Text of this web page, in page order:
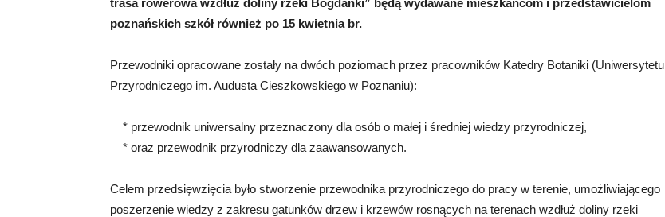
trasa rowerowa wzdłuż doliny rzeki Bogdanki” będą wydawane mieszkańcom i przedstawicielom
poznańskich szkół również po 15 kwietnia br.
Przewodniki opracowane zostały na dwóch poziomach przez pracowników Katedry Botaniki (Uniwersytetu
Przyrodniczego im. Audusta Cieszkowskiego w Poznaniu):
* przewodnik uniwersalny przeznaczony dla osób o małej i średniej wiedzy przyrodniczej,
* oraz przewodnik przyrodniczy dla zaawansowanych.
Celem przedsięwzięcia było stworzenie przewodnika przyrodniczego do pracy w terenie, umożliwiającego
poszerzenie wiedzy z zakresu gatunków drzew i krzewów rosnących na terenach wzdłuż doliny rzeki